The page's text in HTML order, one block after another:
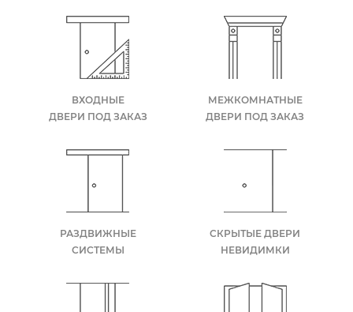
ВХОДНЫЕ
ДВЕРИ ПОД ЗАКАЗ
МЕЖКОМНАТНЫЕ
ДВЕРИ ПОД ЗАКАЗ
РАЗДВИЖНЫЕ
СИСТЕМЫ
СКРЫТЫЕ ДВЕРИ
НЕВИДИМКИ